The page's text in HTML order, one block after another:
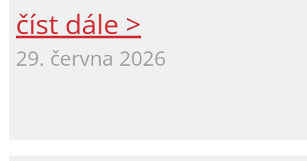
číst dále >
29. června 2026